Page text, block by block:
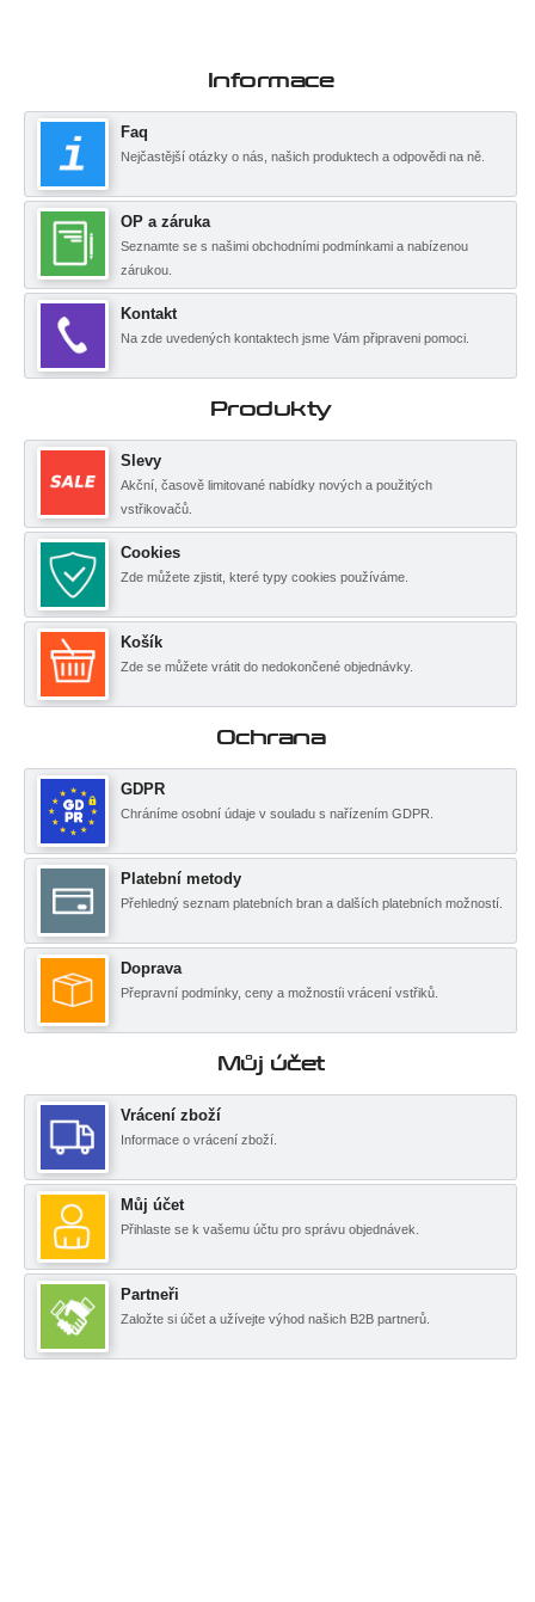
Informace
Faq
Nejčastější otázky o nás, našich produktech a odpovědi na ně.
OP a záruka
Seznamte se s našimi obchodními podmínkami a nabízenou
zárukou.
Kontakt
Na zde uvedených kontaktech jsme Vám připraveni pomoci.
Produkty
Slevy
Akční, časově limitované nabídky nových a použitých
vstřikovačů.
Cookies
Zde můžete zjistit, které typy cookies používáme.
Košík
Zde se můžete vrátit do nedokončené objednávky.
Ochrana
GDPR
Chráníme osobní údaje v souladu s nařízením GDPR.
Platební metody
Přehledný seznam platebních bran a dalších platebních možností.
Doprava
Přepravní podmínky, ceny a možnostíi vrácení vstřiků.
Můj účet
Vrácení zboží
Informace o vrácení zboží.
Můj účet
Přihlaste se k vašemu účtu pro správu objednávek.
Partneři
Založte si účet a užívejte výhod našich B2B partnerů.